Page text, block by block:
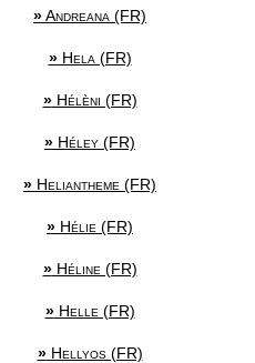
»Andreana (FR)
»Hela (FR)
»Hélèni (FR)
» Héley (FR)
» Heliantheme (FR)
» Hélie (FR)
»Héline (FR)
»Helle (FR)
»Hellyos (FR)